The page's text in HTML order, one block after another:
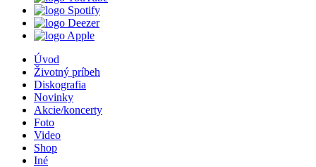
Úvod
Životný príbeh
Diskografia
Novinky
Akcie/koncerty
Foto
Video
Shop
Iné